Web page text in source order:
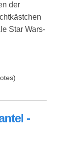
der
Star Wars-
-